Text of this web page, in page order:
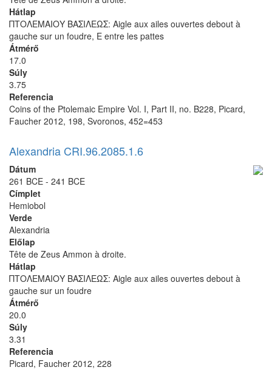
Hátlap
ΠΤΟΛΕΜΑΙΟΥ ΒΑΣΙΛΕΩΣ: Aigle aux ailes ouvertes debout à
gauche sur un foudre, E entre les pattes
Átmérő
17.0
Súly
3.75
Referencia
Coins of the Ptolemaic Empire Vol. I, Part II, no. B228, Picard,
Faucher 2012, 198, Svoronos, 452=453
Alexandria CRI.96.2085.1.6
Dátum
261 BCE - 241 BCE
Címplet
Hemiobol
Verde
Alexandria
Előlap
Tête de Zeus Ammon à droite.
Hátlap
ΠΤΟΛΕΜΑΙΟΥ ΒΑΣΙΛΕΩΣ: Aigle aux ailes ouvertes debout à
gauche sur un foudre
Átmérő
20.0
Súly
3.31
Referencia
Picard, Faucher 2012, 228